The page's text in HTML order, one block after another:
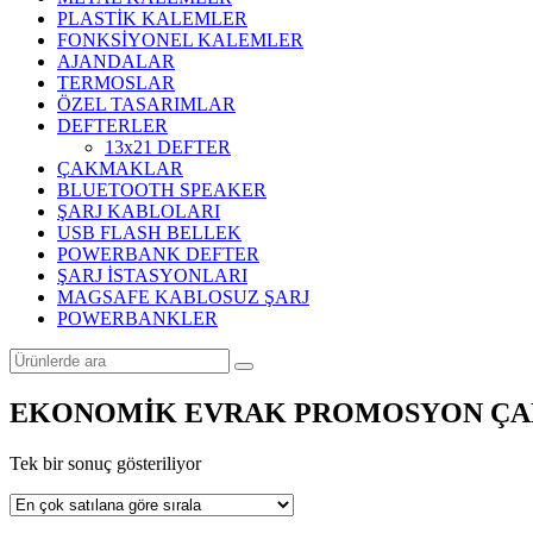
PLASTİK KALEMLER
FONKSİYONEL KALEMLER
AJANDALAR
TERMOSLAR
ÖZEL TASARIMLAR
DEFTERLER
13x21 DEFTER
ÇAKMAKLAR
BLUETOOTH SPEAKER
ŞARJ KABLOLARI
USB FLASH BELLEK
POWERBANK DEFTER
ŞARJ İSTASYONLARI
MAGSAFE KABLOSUZ ŞARJ
POWERBANKLER
EKONOMİK EVRAK PROMOSYON
Tek bir sonuç gösteriliyor